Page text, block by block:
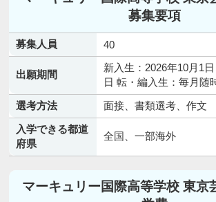
募集要項
募集人員 40
出願期間
新入生：2026年10月1
日 転・編入生：毎月随
選考方法
面接、書類選考、作文
入学できる都道
府県
全国、一部海外
マーキュリー国際高等学校 東京